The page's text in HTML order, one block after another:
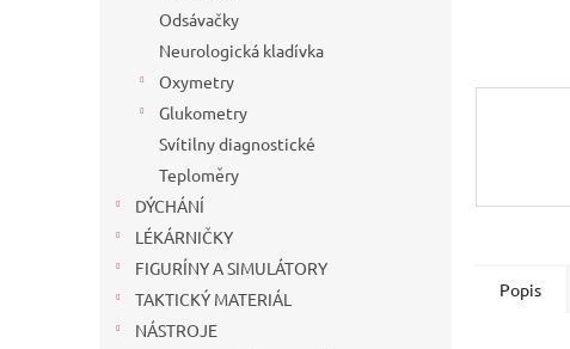
Odsávačky
Neurologická kladívka
Oxymetry
Glukometry
Svítilny diagnostické
Teploměry
DÝCHÁNÍ
LÉKÁRNIČKY
FIGURÍNY A SIMULÁTORY
TAKTICKÝ MATERIÁL
NÁSTROJE
Popis